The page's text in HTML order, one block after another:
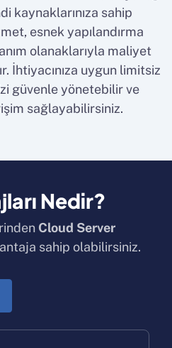
kaynaklarınıza sahip
esnek yapılandırma
olanaklarıyla maliyet
İhtiyacınıza uygun limitsiz
güvenle yönetebilir ve
sağlayabilirsiniz.
Nedir?
Cloud Server
sahip olabilirsiniz.